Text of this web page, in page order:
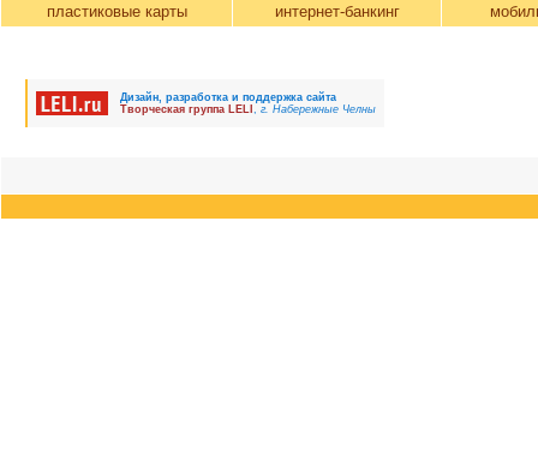
пластиковые карты интернет-банкинг
Дизайн, разработка и поддержка сайта
Творческая группа LELI , г. Набережные Челны